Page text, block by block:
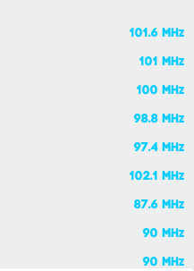
101.6 MHz
101 MHz
100 MHz
98.8 MHz
97.4 MHz
102.1 MHz
87.6 MHz
90 MHz
90 MHz